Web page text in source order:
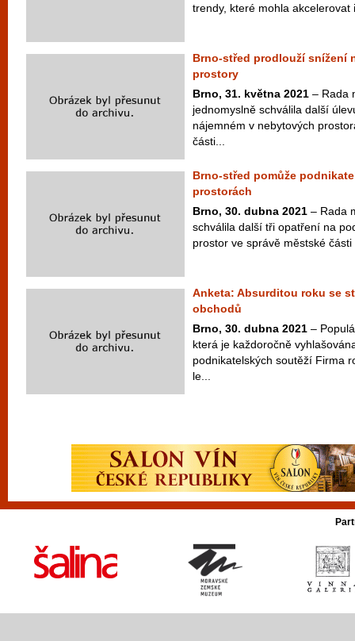
trendy, které mohla
Brno-střed prodlouží snížení
prostory
Brno, 31. května 2021 – Rada
jednomyslně schválila další
nájemném v nebytových
části...
Brno-střed pomůže
prostorách
Brno, 30. dubna 2021 – Rada
schválila další tři opatření na
prostor ve správě městské
Anketa: Absurditou roku se
obchodů
Brno, 30. dubna 2021 –
která je každoročně
podnikatelských soutěží Firma
le...